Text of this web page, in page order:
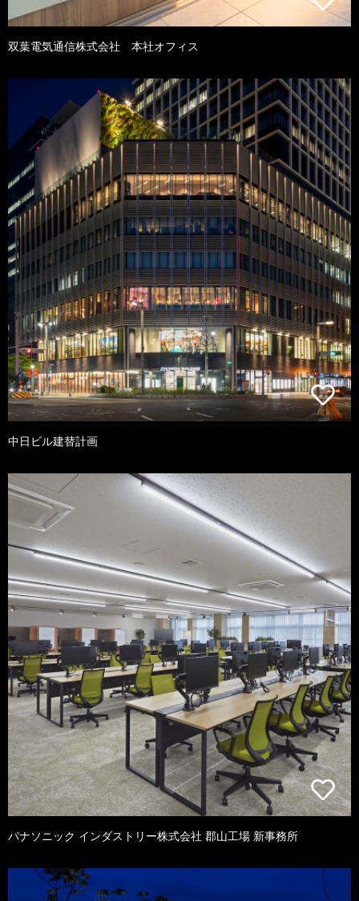
双葉電気通信株式会社 本社オフィス
中日ビル建替計画
パナソニック インダストリー株式会社 郡山工場 新事務所